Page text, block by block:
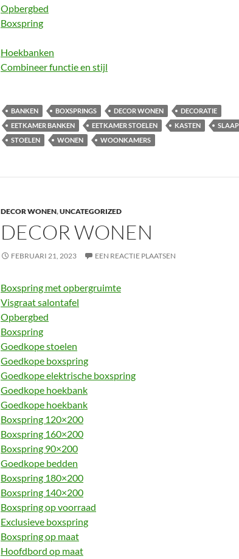
Opbergbed
Boxspring
Hoekbanken
Combineer functie en stijl
BANKEN BOXSPRINGS DECOR WONEN
DECORATIE
EETKAMER BANKEN
EETKAMER STOELEN KASTEN
STOELEN
WONEN WOONKAMERS
DECOR WONEN,UNCATEGORIZED
DECOR WONEN
FEBRUARI 21, 2023 EEN REACTIE PLAATSEN
Boxspring met opbergruimte
Visgraat salontafel
Opbergbed
Boxspring
Goedkope stoelen
Goedkope boxspring
Goedkope elektrische boxspring
Goedkope hoekbank
Goedkope hoekbank
Boxspring 120×200
Boxspring 160×200
Boxspring 90×200
Goedkope bedden
Boxspring 180×200
Boxspring 140×200
Boxspring op voorraad
Exclusieve boxspring
Boxspring op maat
Hoofdbord op maat